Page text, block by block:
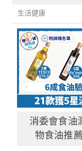
理一文睇清
生活健康
消委會食油
物食油推